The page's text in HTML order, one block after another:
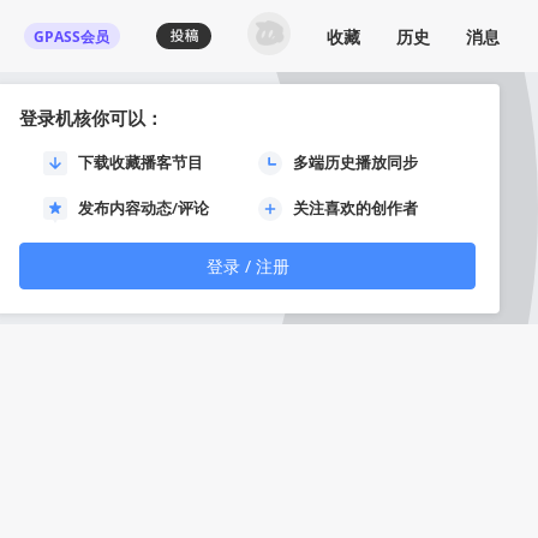
GPASS会员
登录机核你可以：
下载收藏播客节目 多端历史播放同步
发布内容动态/评论 关注喜欢的创作者
登录 / 注册
收藏 历史 消息